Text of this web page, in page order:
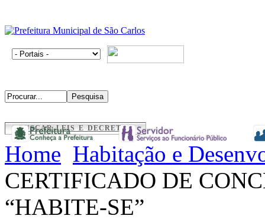
BUSCAR LEIS E DECRETOS
Home Habitação e
CERTIFICADO DE
“HABITE-SE”